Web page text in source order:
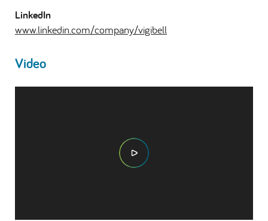
LinkedIn
www.linkedin.com/company/vigibell
Video